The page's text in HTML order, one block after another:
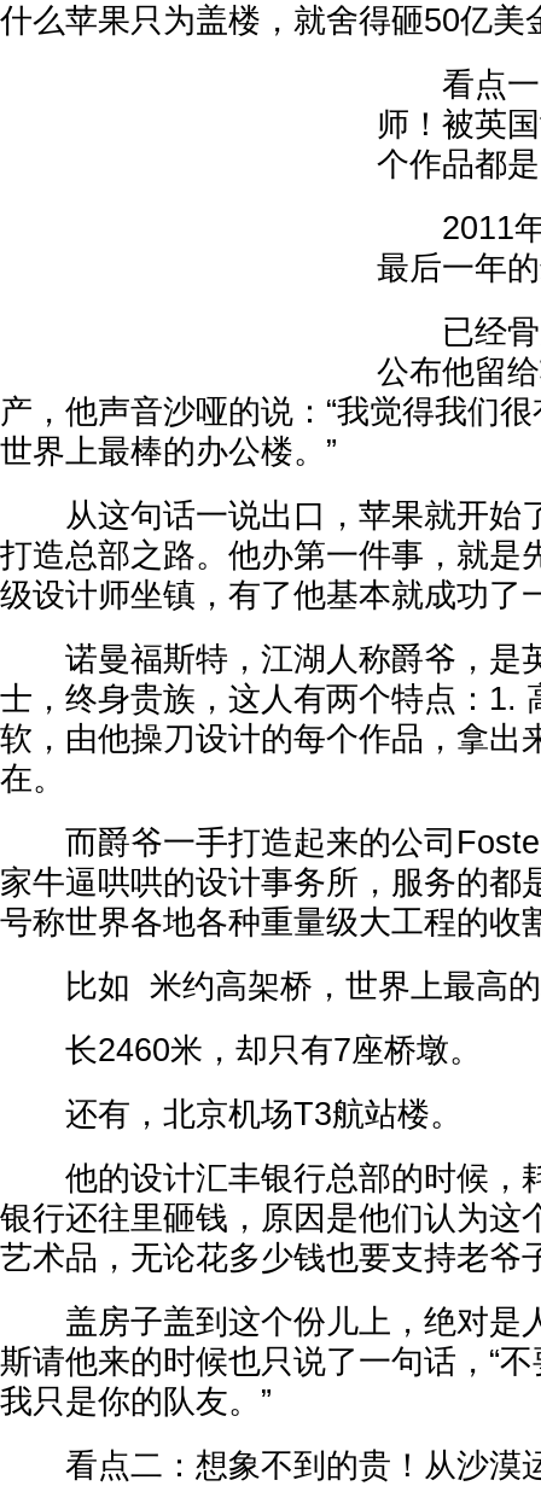
什么苹果只为盖楼，就舍得砸50亿美
看点一
师！被英
个作品都
2011年
最后一年
已经骨
公布他留
产，他声音沙哑的说：“我觉得我们
世界上最棒的办公楼。”
从这句话一说出口，苹果就开始
打造总部之路。他办第一件事，就是
级设计师坐镇，有了他基本就成功了
诺曼福斯特，江湖人称爵爷，是
士，终身贵族，这人有两个特点：1.
软，由他操刀设计的每个作品，拿出
在。
而爵爷一手打造起来的公司
家牛逼哄哄的设计事务所，服务的都
号称世界各地各种重量级大工程的收
比如 米约高架桥，世界上最高
长2460米，却只有7座桥墩。
还有，北京机场T3航站楼。
他的设计汇丰银行总部的时候，
银行还往里砸钱，原因是他们认为这
艺术品，无论花多少钱也要支持老爷
盖房子盖到这个份儿上，绝对是
斯请他来的时候也只说了一句话，“
我只是你的队友。”
看点二：想象不到的贵！从沙漠